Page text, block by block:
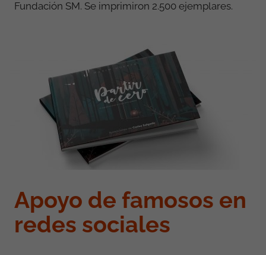
Fundación SM. Se imprimiron 2.500 ejemplares.
Apoyo de famosos en
redes sociales